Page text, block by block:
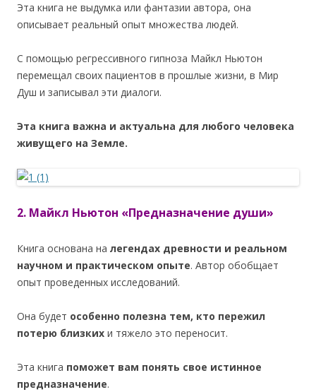
Эта книга не выдумка или фантазии автора, она
описывает реальный опыт множества людей.
С помощью регрессивного гипноза Майкл Ньютон
перемещал своих пациентов в прошлые жизни, в Мир
Душ и записывал эти диалоги.
Эта книга важна и актуальна для любого человека
живущего на Земле.
2. Майкл Ньютон «Предназначение души»
Книга основана на легендах древности и реальном
научном и практическом опыте. Автор обобщает
опыт проведенных исследований.
Она будет особенно полезна тем, кто пережил
потерю близких и тяжело это переносит.
Эта книга поможет вам понять свое истинное
предназначение.